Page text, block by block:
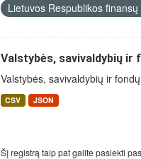
Lietuvos Respublikos
Valstybės, savivaldybių
Valstybės, savivaldybių ir
CSV JSON
Šį registrą taip pat galite pasiekti